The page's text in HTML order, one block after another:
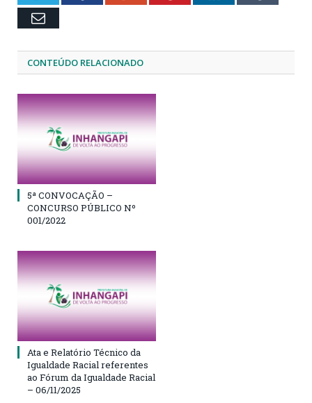
Email
CONTEÚDO RELACIONADO
5ª CONVOCAÇÃO –
CONCURSO PÚBLICO Nº
001/2022
Ata e Relatório Técnico da
Igualdade Racial referentes
ao Fórum da Igualdade Racial
– 06/11/2025